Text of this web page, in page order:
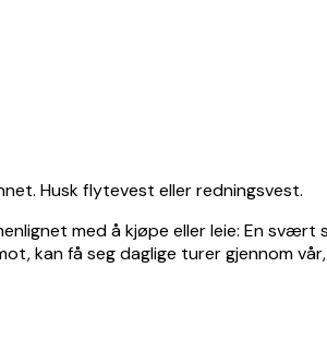
Husk flytevest eller redningsvest.
med å kjøpe eller leie: En
kan få seg daglige turer gjennom